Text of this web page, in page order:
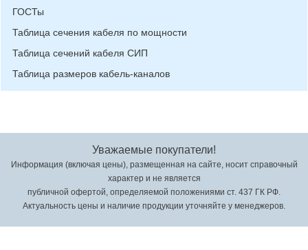
ГОСТы
Таблица сечения кабеля по мощности
Таблица сечений кабеля СИП
Таблица размеров кабель-каналов
Уважаемые покупатели!
Информация (включая цены), размещенная на сайте, носит справочный
характер и не является
публичной офертой, определяемой положениями ст. 437 ГК РФ.
Актуальность цены и наличие продукции уточняйте у менеджеров.